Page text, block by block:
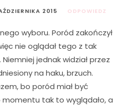
2015 ODPOWIEDZ
wyboru. Poród zakończył
nie oglądał tego z tak
jednak widział przez
na haku, brzuch.
bo poród miał być
tak to wyglądało, a